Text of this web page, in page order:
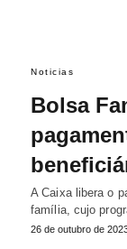
Noticias
Bolsa
A Caixa libera o
família, cujo
26 de outubro de